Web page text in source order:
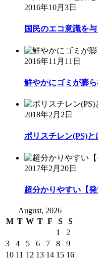
2016年10月3日
国民のエコ意識を
2016年11月11日
鮮やかにゴミが膨
2018年2月2日
ポリスチレン(PS)
2017年2月20日
超分かりやすい【
August, 2026
M T W T F S
S
1
2
3
4 5 6 7 8
9
10 11 12 13 14 15 16